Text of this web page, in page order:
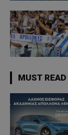
MUST READ